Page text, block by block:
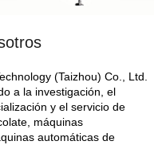
(Taizhou) Co., Ltd.
a la investigación, el
y el servicio de
máquinas
automáticas de